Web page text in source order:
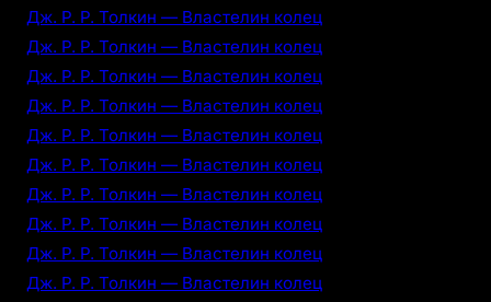
Дж. Р. Р. Толкин — Властелин колец
Дж. Р. Р. Толкин — Властелин колец
Дж. Р. Р. Толкин — Властелин колец
Дж. Р. Р. Толкин — Властелин колец
Дж. Р. Р. Толкин — Властелин колец
Дж. Р. Р. Толкин — Властелин колец
Дж. Р. Р. Толкин — Властелин колец
Дж. Р. Р. Толкин — Властелин колец
Дж. Р. Р. Толкин — Властелин колец
Дж. Р. Р. Толкин — Властелин колец